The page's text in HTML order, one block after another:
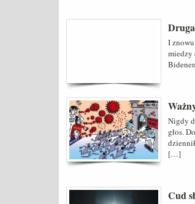
I
miedzy
Nigdy
głos.
[…]
Cud